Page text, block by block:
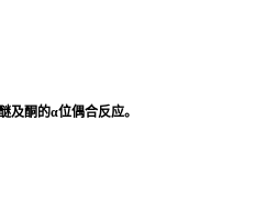
及酮的α位偶合反应。